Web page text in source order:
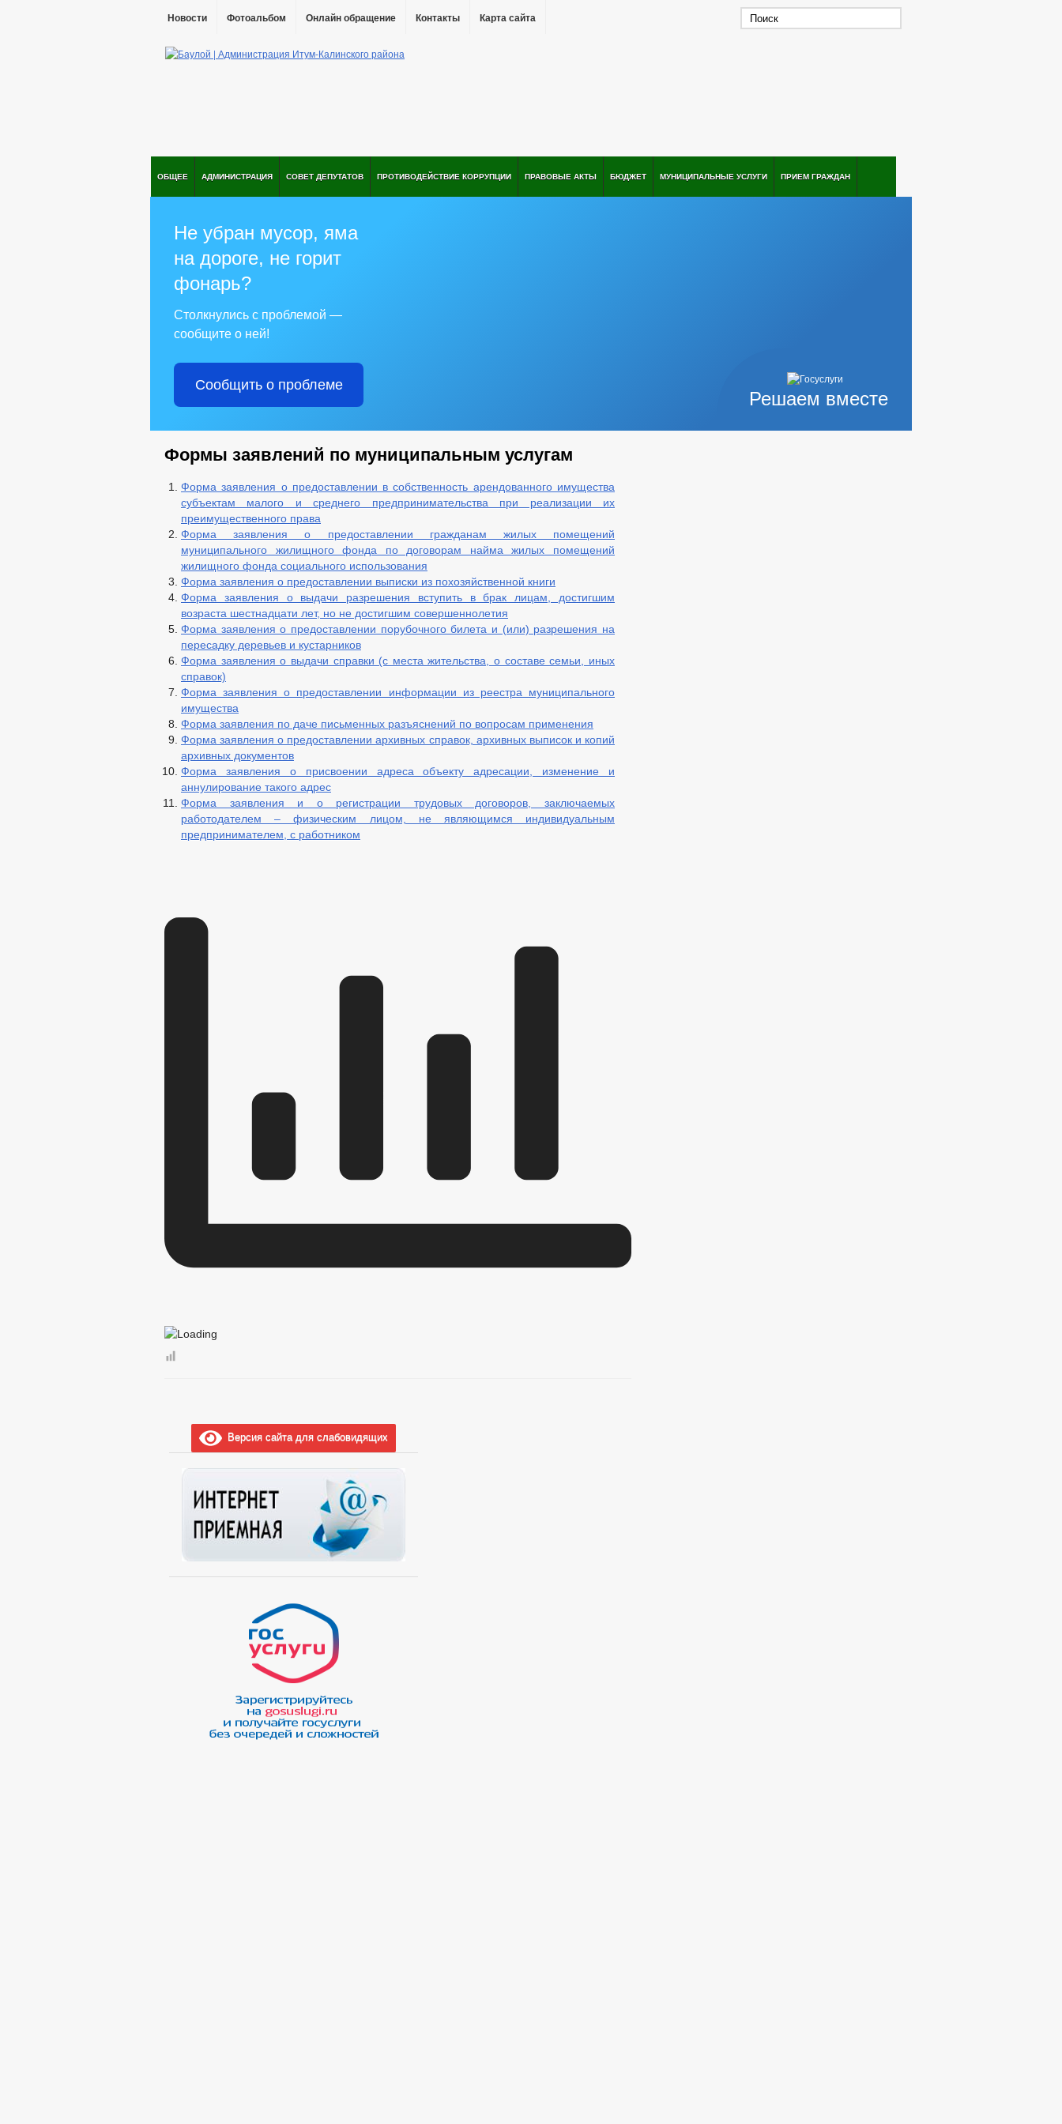
Новости Фотоальбом Онлайн обращение Контакты Карта сайта
ОБЩЕЕ АДМИНИСТРАЦИЯ СОВЕТ ДЕПУТАТОВ ПРОТИВОДЕЙСТВИЕ КОРРУПЦИИ ПРАВОВЫЕ АКТЫ БЮДЖЕТ МУНИЦИПАЛЬНЫЕ УСЛУГИ ПРИЕМ ГРАЖДАН
Решаем вместе
Не убран мусор, яма
на дороге, не горит
фонарь?
Столкнулись с проблемой —
сообщите о ней!
Сообщить о проблеме
Формы заявлений по муниципальным услугам
Форма заявления о предоставлении в собственность арендованного имущества
субъектам малого и среднего предпринимательства при реализации их
преимущественного права
Форма заявления о предоставлении гражданам жилых помещений
муниципального жилищного фонда по договорам найма жилых помещений
жилищного фонда социального использования
Форма заявления о предоставлении выписки из похозяйственной книги
Форма заявления о выдачи разрешения вступить в брак лицам, достигшим
возраста шестнадцати лет, но не достигшим совершеннолетия
Форма заявления о предоставлении порубочного билета и (или) разрешения на
пересадку деревьев и кустарников
Форма заявления о выдачи справки (с места жительства, о составе семьи, иных
справок)
Форма заявления о предоставлении информации из реестра муниципального
имущества
Форма заявления по даче письменных разъяснений по вопросам применения
Форма заявления о предоставлении архивных справок, архивных выписок и копий
архивных документов
Форма заявления о присвоении адреса объекту адресации, изменение и
аннулирование такого адрес
Форма заявления и о регистрации трудовых договоров, заключаемых
работодателем – физическим лицом, не являющимся индивидуальным
предпринимателем, с работником
Версия сайта для слабовидящих